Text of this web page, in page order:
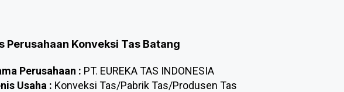
Perusahaan Konveksi Tas Batang
Perusahaan : PT. EUREKA TAS INDONESIA
Usaha : Konveksi Tas/Pabrik Tas/Produsen Tas